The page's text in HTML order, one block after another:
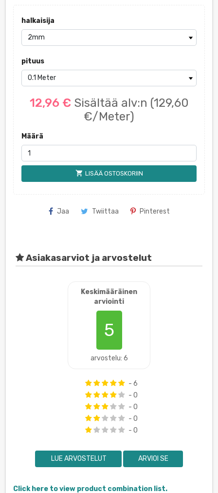
halkaisija
pituus
12,96 € Sisältää alv:n (129,60
€/Meter)
Määrä
shopping_cart LISÄÄ OSTOSKORIIN
Jaa Twiittaa Pinterest
Asiakasarviot ja arvostelut
Keskimääräinen
arviointi
5
arvostelu: 6
- 6
- 0
- 0
- 0
- 0
LUE ARVOSTELUT ARVIOI SE
Click here to view product combination list.